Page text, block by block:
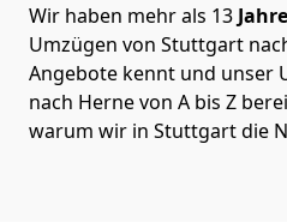
Wir haben mehr als 13
Umzügen von Stuttgart
Angebote kennt und unser
nach Herne von A bis Z
warum wir in Stuttgart die